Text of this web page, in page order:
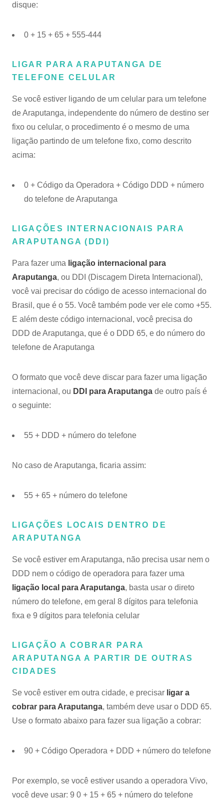
disque:
0 + 15 + 65 + 555-444
LIGAR PARA ARAPUTANGA DE
TELEFONE CELULAR
Se você estiver ligando de um celular para um telefone
de Araputanga, independente do número de destino ser
fixo ou celular, o procedimento é o mesmo de uma
ligação partindo de um telefone fixo, como descrito
acima:
0 + Código da Operadora + Código DDD + número
do telefone de Araputanga
LIGAÇÕES INTERNACIONAIS PARA
ARAPUTANGA (DDI)
Para fazer uma ligação internacional para
Araputanga, ou DDI (Discagem Direta Internacional),
você vai precisar do código de acesso internacional do
Brasil, que é o 55. Você também pode ver ele como +55.
E além deste código internacional, você precisa do
DDD de Araputanga, que é o DDD 65, e do número do
telefone de Araputanga
O formato que você deve discar para fazer uma ligação
internacional, ou DDI para Araputanga de outro país é
o seguinte:
55 + DDD + número do telefone
No caso de Araputanga, ficaria assim:
55 + 65 + número do telefone
LIGAÇÕES LOCAIS DENTRO DE
ARAPUTANGA
Se você estiver em Araputanga, não precisa usar nem o
DDD nem o código de operadora para fazer uma
ligação local para Araputanga, basta usar o direto
número do telefone, em geral 8 dígitos para telefonia
fixa e 9 dígitos para telefonia celular
LIGAÇÃO A COBRAR PARA
ARAPUTANGA A PARTIR DE OUTRAS
CIDADES
Se você estiver em outra cidade, e precisar ligar a
cobrar para Araputanga, também deve usar o DDD 65.
Use o formato abaixo para fazer sua ligação a cobrar:
90 + Código Operadora + DDD + número do telefone
Por exemplo, se você estiver usando a operadora Vivo,
você deve usar: 9 0 + 15 + 65 + número do telefone